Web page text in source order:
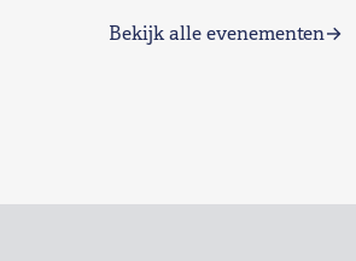
Bekijk alle evenementen